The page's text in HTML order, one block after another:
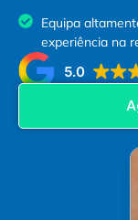
Equipa
experiência na
5.0